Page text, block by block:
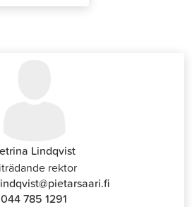
Lindqvist
rektor
044 785 1291